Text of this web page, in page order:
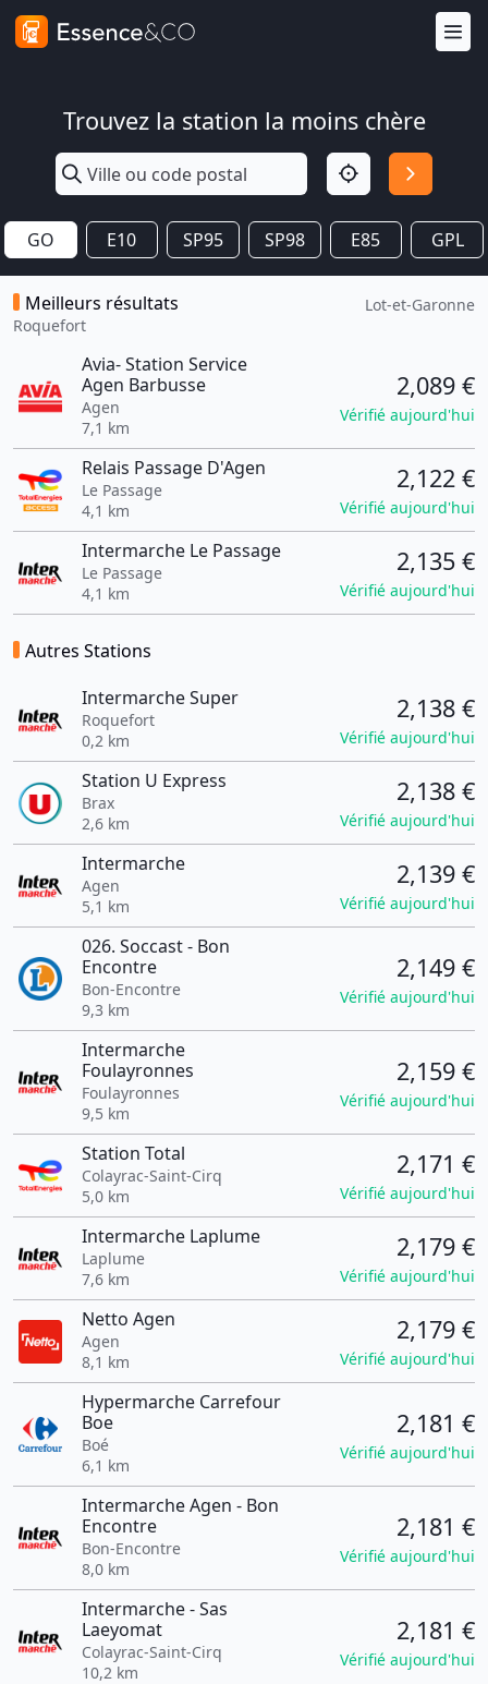
Trouvez la station la moins chère
GO E10 SP95 SP98 E85 GPL
Meilleurs résultats
Roquefort
Lot-et-Garonne
Avia- Station Service
Agen Barbusse
Agen
7,1 km
2,089 €
Vérifié aujourd'hui
Relais Passage D'Agen
Le Passage
4,1 km
2,122 €
Vérifié aujourd'hui
Intermarche Le Passage
Le Passage
4,1 km
2,135 €
Vérifié aujourd'hui
Autres Stations
Intermarche Super
Roquefort
0,2 km
2,138 €
Vérifié aujourd'hui
Station U Express
Brax
2,6 km
2,138 €
Vérifié aujourd'hui
Intermarche
Agen
5,1 km
2,139 €
Vérifié aujourd'hui
026. Soccast - Bon
Encontre
Bon-Encontre
9,3 km
2,149 €
Vérifié aujourd'hui
Intermarche
Foulayronnes
Foulayronnes
9,5 km
2,159 €
Vérifié aujourd'hui
Station Total
Colayrac-Saint-Cirq
5,0 km
2,171 €
Vérifié aujourd'hui
Intermarche Laplume
Laplume
7,6 km
2,179 €
Vérifié aujourd'hui
Netto Agen
Agen
8,1 km
2,179 €
Vérifié aujourd'hui
Hypermarche Carrefour
Boe
Boé
6,1 km
2,181 €
Vérifié aujourd'hui
Intermarche Agen - Bon
Encontre
Bon-Encontre
8,0 km
2,181 €
Vérifié aujourd'hui
Intermarche - Sas
Laeyomat
Colayrac-Saint-Cirq
10,2 km
2,181 €
Vérifié aujourd'hui